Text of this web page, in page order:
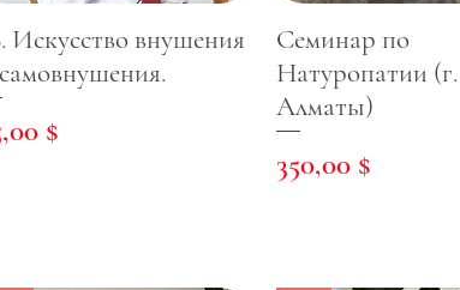
Искусство внушения
$
Семинар по
Натуропатии (г.
Алматы)
Цена
350,00 $